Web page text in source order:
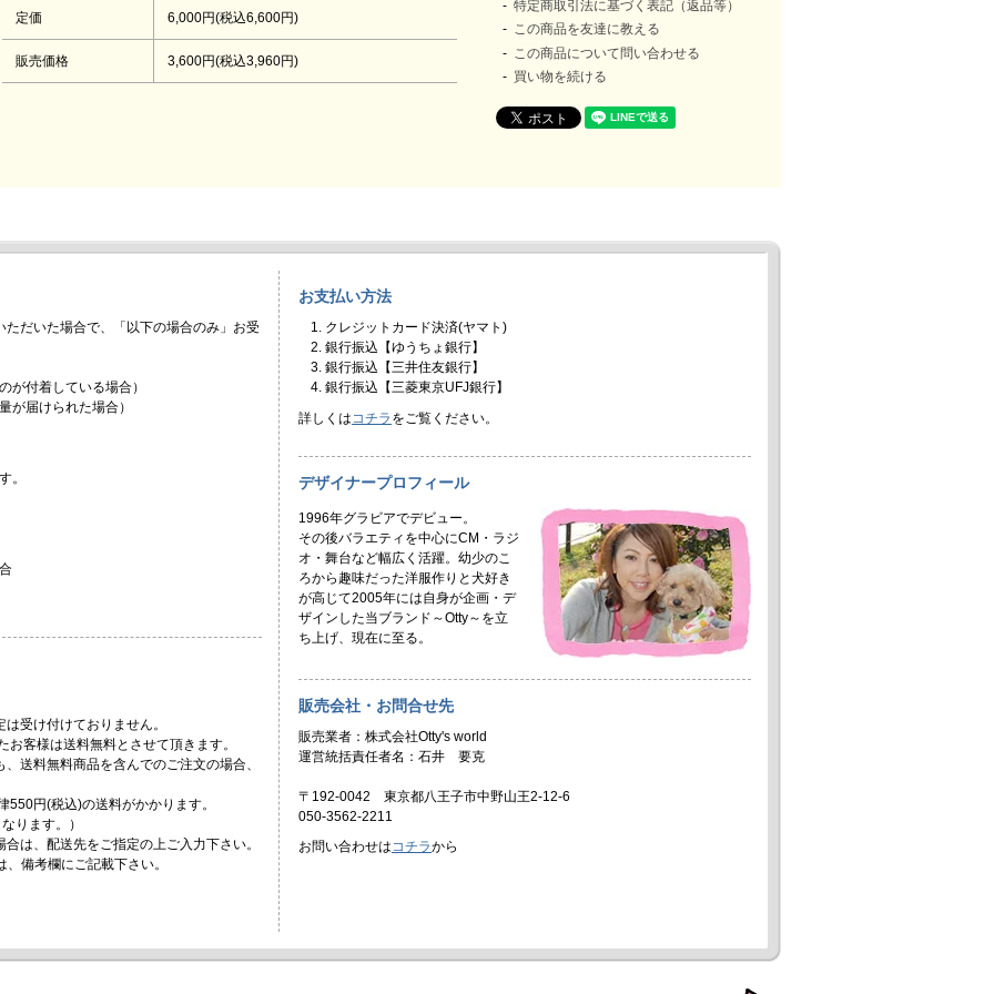
定価 6,000円(税込6,600円)
販売価格 3,600円(税込3,960円)
特定商取引法に基づく表記（返品等）
この商品を友達に教える
この商品について問い合わせる
買い物を続ける
だいた場合で、「以下の場合のみ」お受
が付着している場合）
が届けられた場合）
。
受け付けておりません。
客様は送料無料とさせて頂きます。
送料無料商品を含んでのご注文の場合、
円(税込)の送料がかかります。
ります。）
は、配送先をご指定の上ご入力下さい。
備考欄にご記載下さい。
お支払い方法
クレジットカード決済(ヤマト)
銀行振込【ゆうちょ銀行】
銀行振込【三井住友銀行】
銀行振込【三菱東京UFJ銀行】
詳しくはコチラ をご覧ください。
デザイナープロフィール
1996年グラビアでデビュー。
その後バラエティを中心にCM・ラジ
オ・舞台など幅広く活躍。幼少のこ
ろから趣味だった洋服作りと犬好き
が高じて2005年には自身が企画・デ
ザインした当ブランド～Otty～を立
ち上げ、現在に至る。
販売会社・お問合せ先
販売業者：株式会社Otty's world
運営統括責任者名：石井 要克
〒192-0042 東京都八王子市中野山王2-12-6
050-3562-2211
お問い合わせはコチラから